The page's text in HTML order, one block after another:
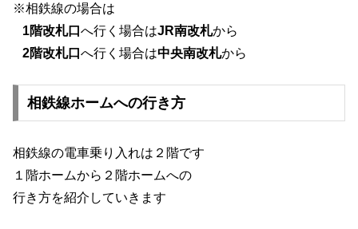
※相鉄線の場合は
1階改札口 へ行く場合はJR南改札から
2階改札口 へ行く場合は中央南改札から
相鉄線ホームへの行き方
相鉄線の電車乗り入れは２階です
１階ホームから２階ホームへの
行き方を紹介していきます